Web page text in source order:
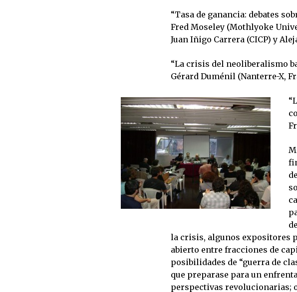
“Tasa de ganancia: debates
Fred Moseley (Mothlyoke
Juan Iñigo Carrera (CICP) y
“La crisis del neoliberalismo
Gérard Duménil (Nanterre-X,
la crisis, algunos expositores
abierto entre fracciones de
posibilidades de “guerra de
que preparase para un
perspectivas revolucionarias;